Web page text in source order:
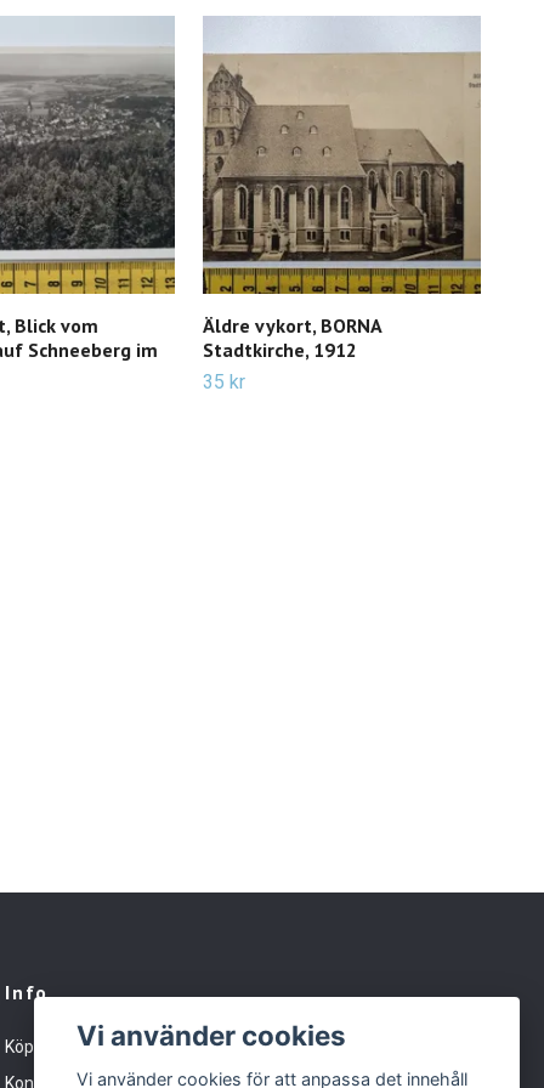
Blick vom
Schneeberg im
Äldre vykort, BORNA
Stadtkirche, 1912
35 kr
Info
Köpvillkor
Kontakt
Vi använder cookies
Vi använder cookies för att anpassa det innehåll